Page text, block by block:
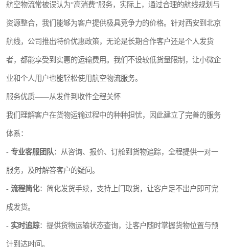
航空物流常被误认为“高消费”服务，实际上，通过合理的航线规划与
资源整合，我们能够为客户提供极具竞争力的价格。针对西安到北京
航线，公司推出特价优惠政策，无论是长期合作客户还是个人发货
者，都能享受到实惠的运输费用。我们不设较低货量限制，让小微企
业和个人用户也能轻松使用航空物流服务。
服务优质——从发件到收件全程关怀
我们理解客户在货物运输过程中的种种担忧，因此建立了完善的服务
体系：
- 专业客服团队：从咨询、报价、订舱到货物追踪，全程提供一对一
服务，及时解答客户的疑问。
- 流程简化：简化发货手续，支持上门取货，让客户足不出户即可完
成发货。
- 实时追踪：提供货物运输状态查询，让客户随时掌握货物位置与预
计到达时间。